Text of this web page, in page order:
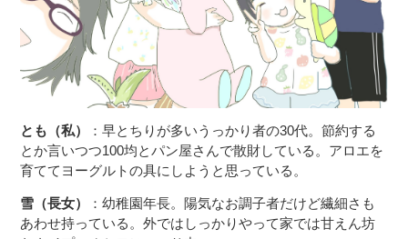
とも（私）
：早とちりが多いうっかり者の30代。節約する
とか言いつつ100均とパン屋さんで散財している。アロエを
育ててヨーグルトの具にしようと思っている。
雪（長女）
：幼稚園年長。陽気なお調子者だけど繊細さも
あわせ持っている。外ではしっかりやって家では甘えん坊